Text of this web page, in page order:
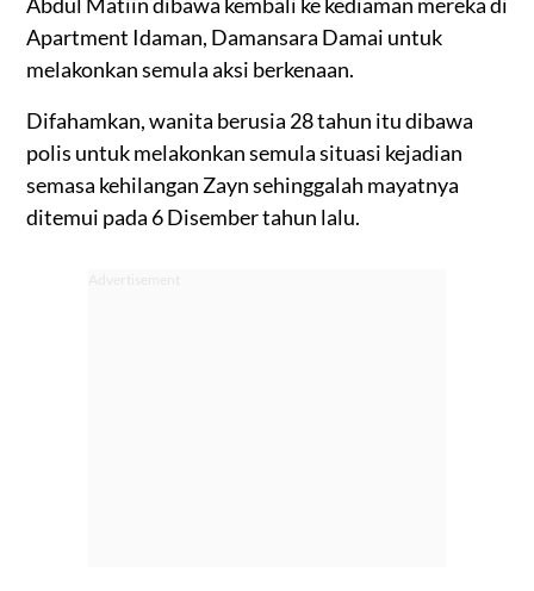
Abdul Matiin dibawa kembali ke kediaman mereka di
Apartment Idaman, Damansara Damai untuk
melakonkan semula aksi berkenaan.
Difahamkan, wanita berusia 28 tahun itu dibawa
polis untuk melakonkan semula situasi kejadian
semasa kehilangan Zayn sehinggalah mayatnya
ditemui pada 6 Disember tahun lalu.